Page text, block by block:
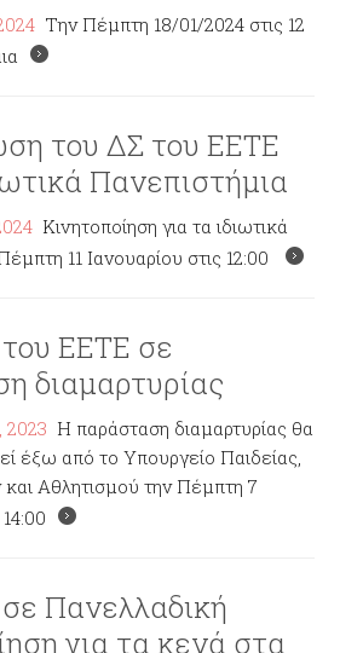
Την Πέμπτη 18/01/2024 στις 12
του ΔΣ του ΕΕΤΕ
Πανεπιστήμια
Κινητοποίηση για τα ιδιωτικά
11 Ιανουαρίου στις 12:00
ΕΕΤΕ σε
διαμαρτυρίας
2023 Η παράσταση διαμαρτυρίας θα
έξω από το Υπουργείο Παιδείας,
Αθλητισμού την Πέμπτη 7
Πανελλαδική
για τα κενά στα